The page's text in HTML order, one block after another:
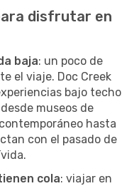
disfrutar en
baja: un poco de
el viaje. Doc Creek
bajo techo
museos de
hasta
con el pasado de
cola: viajar en